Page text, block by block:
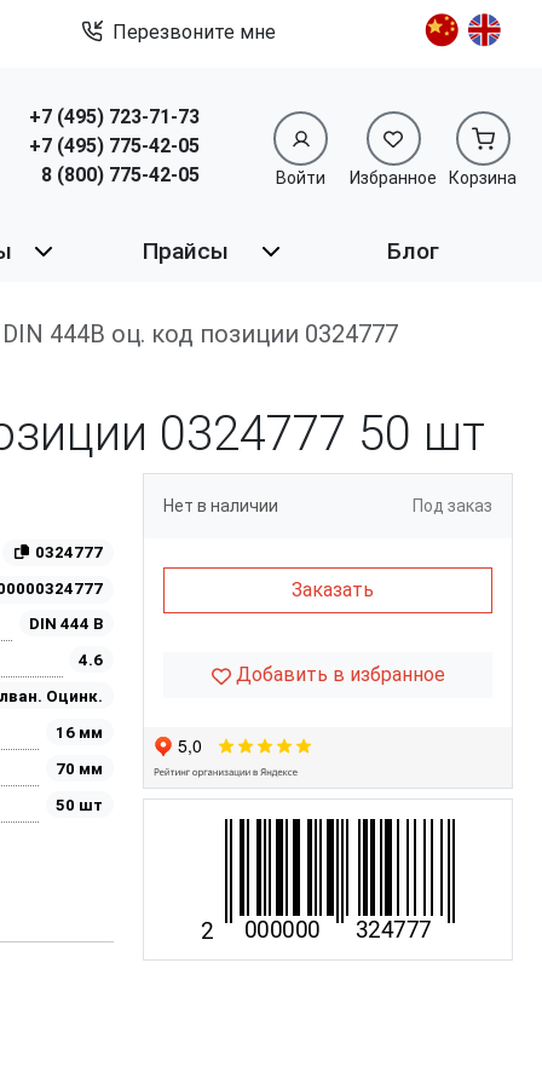
Перезвоните мне
+7 (495) 723-71-73
+7 (495) 775-42-05
8 (800) 775-42-05
Войти Избранное Корзина
Прайсы Блог
444B оц. код позиции 0324777
0324777 50 шт
0324777
DIN 444 B
4.6
Оцинк.
16 мм
70 мм
50 шт
Нет в наличии Под заказ
Заказать
Добавить в избранное